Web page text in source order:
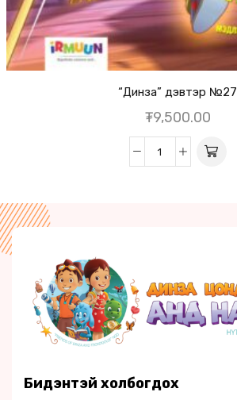
“Динза” дэвтэр №27
₮9,500.00
Бидэнтэй холбогдох